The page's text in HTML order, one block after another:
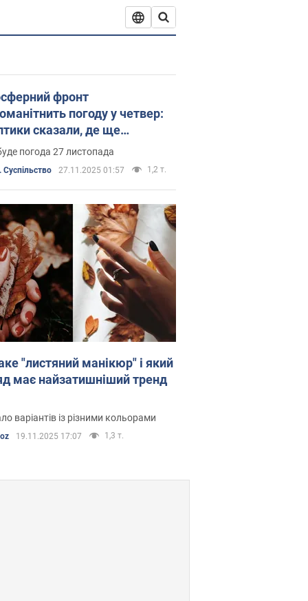
фронт
погоду у четвер:
сказали, де ще
тепле повітря.
погода 27 листопада
Суспільство 27.11.2025 01:57 1,2 т.
"листяний манікюр" і який
має найзатишніший тренд
варіантів із різними кольорами
19.11.2025 17:07 1,3 т.